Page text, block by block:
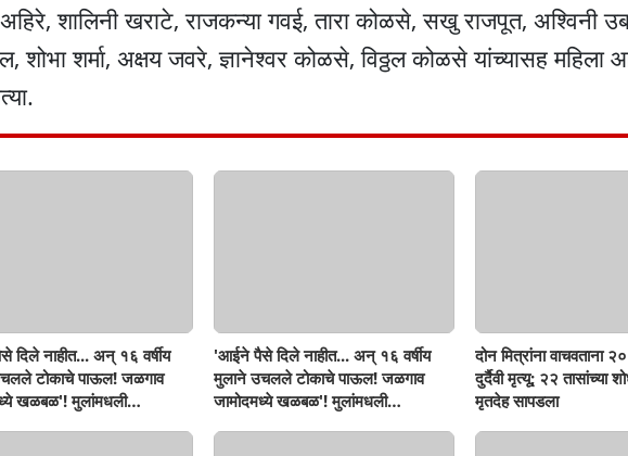
अहिरे, शालिनी खराटे, राजकन्या गवई, तारा कोळसे, सखु राजपूत, अश्विनी
शर्मा, अक्षय जवरे, ज्ञानेश्वर कोळसे, विठ्ठल कोळसे यांच्यासह महिला
दिले नाहीत... अन् १६ वर्षीय
टोकाचे पाऊल! जळगाव
खळबळ'! मुलांमधली
'आईने पैसे दिले नाहीत... अन् १६ वर्षीय
मुलाने उचलले टोकाचे पाऊल! जळगाव
जामोदमध्ये खळबळ'! मुलांमधली
दोन मित्रांना वाचवताना
दुर्दैवी मृत्यू; २२ तासांच्या
मृतदेह सापडला